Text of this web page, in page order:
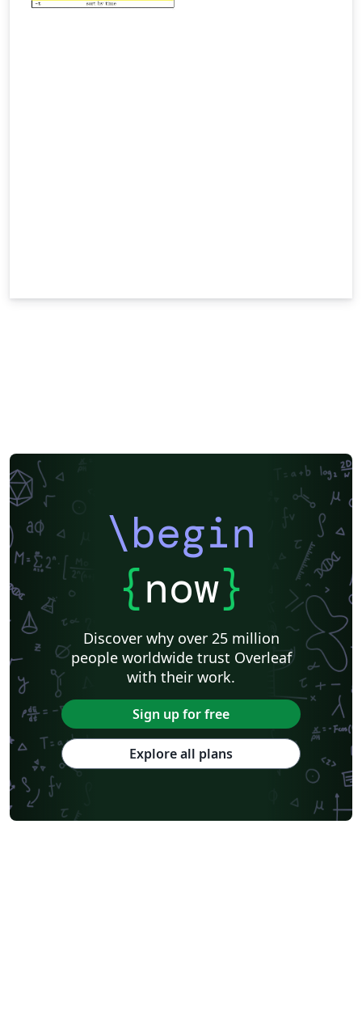
\begin
{now}
Discover why over 25 million
people worldwide trust Overleaf
with their work.
Sign up for free
Explore all plans